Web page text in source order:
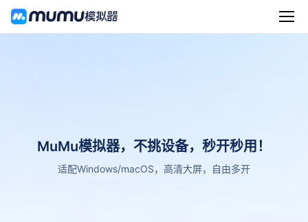
MuMu模拟器，不挑设备，秒开秒用！
适配Windows/macOS，高清大屏，自由多开